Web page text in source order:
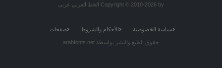
Copyright © 2010-2026 by الخط العربي عربى
سياسة الخصوصية الأحكام والشروط صفحات
حقوق الطبع والنشر بواسطة arabfonts.net